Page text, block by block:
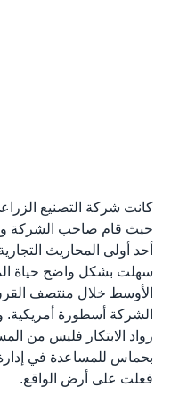
كانت شركة التصنيع
حيث قام صاحب الشركة
أحد أولى المحاريث
سهلت بشكل واضح حياة
الأوسط خلال منتصف
الشركة أسطورة
رواد الابتكار فليس من
بحماس للمساعدة في
فعلت على أرض الواقع.